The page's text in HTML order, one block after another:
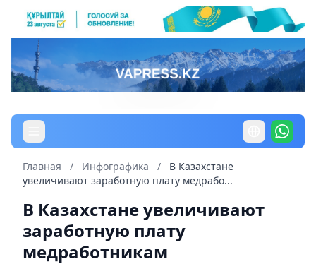
Главная / Инфографика /
В Казахстане
увеличивают заработную плату медрабо...
В Казахстане увеличивают
заработную плату
медработникам